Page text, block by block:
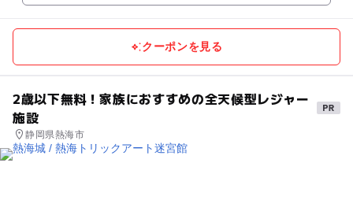
クーポンを見る
2歳以下無料！家族におすすめの全天候型レジャー
施設
静岡県熱海市